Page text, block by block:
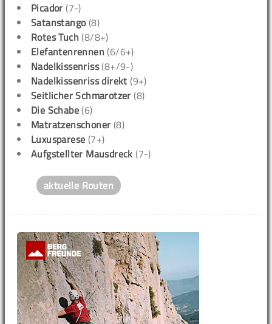
Picador (7-)
Satanstango(8)
Rotes Tuch (8/8+)
Elefantenrennen (6/6+)
Nadelkissenriss(8+/9-)
Nadelkissenriss direkt (9+)
Seitlicher Schmarotzer (8)
Die Schabe (6)
Matratzenschoner (8)
Luxusparese (7+)
Aufgstellter Mausdreck (7-)
aktuelle Routen